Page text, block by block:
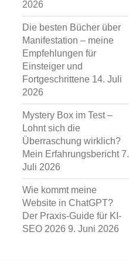
2026
Die besten Bücher über
Manifestation – meine
Empfehlungen für
Einsteiger und
Fortgeschrittene 14. Juli
2026
Mystery Box im Test –
Lohnt sich die
Überraschung wirklich?
Mein Erfahrungsbericht 7.
Juli 2026
Wie kommt meine
Website in ChatGPT?
Der Praxis-Guide für KI-
SEO 2026 9. Juni 2026